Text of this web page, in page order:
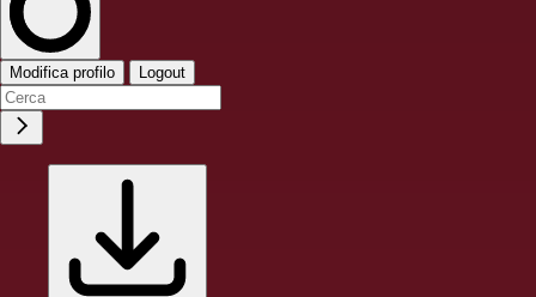
Modifica profilo Logout